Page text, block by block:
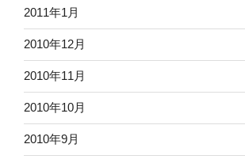
2011年1月
2010年12月
2010年11月
2010年10月
2010年9月